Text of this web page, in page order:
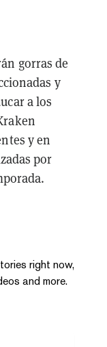
gorras de
y
a los
y en
por
right now,
and more.